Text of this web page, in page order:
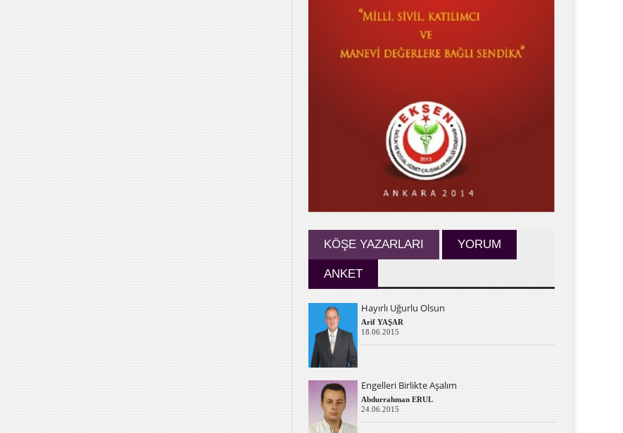
KÖŞE YAZARLARI YORUM
ANKET
Hayırlı Uğurlu Olsun
Arif YAŞAR
18.06.2015
Engelleri Birlikte Aşalım
Abdurrahman ERUL
24.06.2015